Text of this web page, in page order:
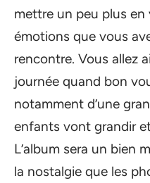
mettre un peu plus
émotions que vous
rencontre. Vous allez
journée quand bon
notamment d’une
enfants vont grandir
L’album sera un bien
la nostalgie que les